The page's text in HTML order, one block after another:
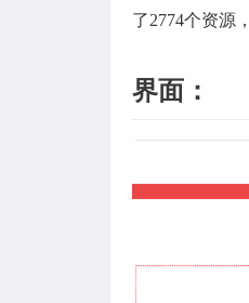
了2774个资源
界面：